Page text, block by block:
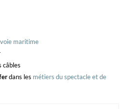
voie maritime
câbles
dans les métiers du spectacle et de